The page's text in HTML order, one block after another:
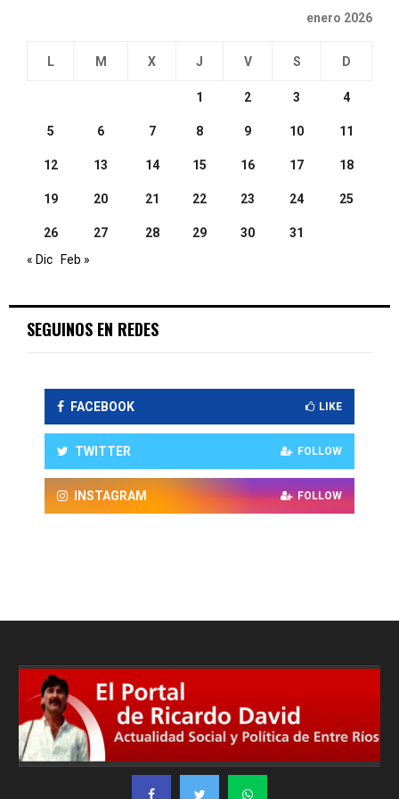
enero 2026
L M X J V S D
1 2 3 4
5 6 7 8 9 10 11
12 13 14 15 16 17 18
19 20 21 22 23 24 25
26 27 28 29 30
31
« Dic
Feb »
SEGUINOS EN REDES
FACEBOOK LIKE
TWITTER FOLLOW
INSTAGRAM FOLLOW